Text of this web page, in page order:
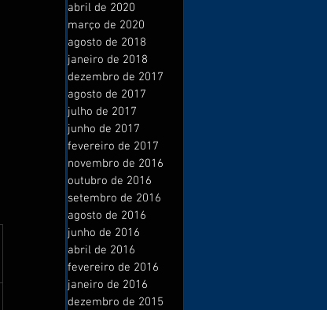
abril de 2020
março de 2020
agosto de 2018
janeiro de 2018
dezembro de 2017
agosto de 2017
julho de 2017
junho de 2017
fevereiro de 2017
novembro de 2016
outubro de 2016
setembro de 2016
agosto de 2016
junho de 2016
abril de 2016
fevereiro de 2016
janeiro de 2016
dezembro de 2015